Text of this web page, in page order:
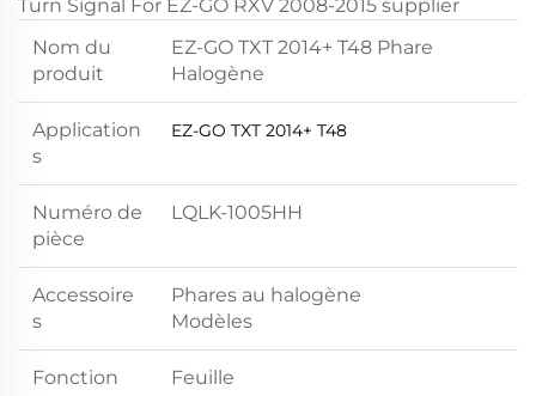
Nom du
produit
EZ-GO TXT 2014+ T48 Phare
Halogène
Application
s
EZ-GO TXT 2014+ T48
Numéro de
pièce
LQLK-1005HH
Accessoire
s
Phares au halogène
Modèles
Fonction Feuille